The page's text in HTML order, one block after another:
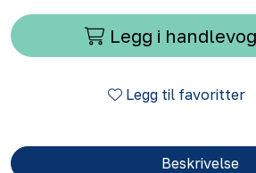
Legg i
Legg til favoritter
Beskrivelse